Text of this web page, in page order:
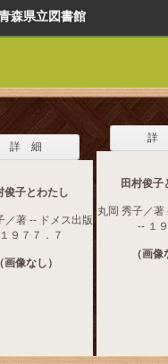
県立図書館
詳 細
俊子とわたし
／著 -- ドメス出版
９７７．７
（画像なし）
詳
田村俊子
丸岡 秀子／著
-- １
（画像